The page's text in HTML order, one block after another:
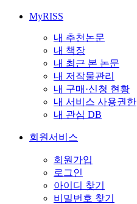
MyRISS
내 추천논문
내 책장
내 최근 본 논문
내 저작물관리
내 구매·신청 현황
내 서비스 사용권한
내 관심 DB
회원서비스
회원가입
로그인
아이디 찾기
비밀번호 찾기